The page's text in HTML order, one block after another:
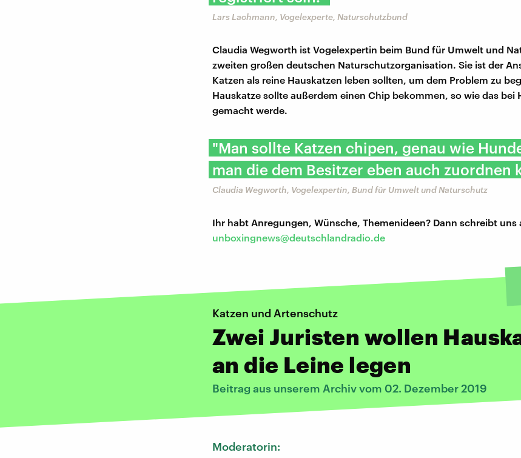
Lars Lachmann, Vogelexperte, Naturschutzbund
Claudia Wegworth ist Vogelexpertin beim Bund für Umwelt und
zweiten großen deutschen Naturschutzorganisation. Sie ist der
Katzen als reine Hauskatzen leben sollten, um dem Problem zu
Hauskatze sollte außerdem einen Chip bekommen, so wie das bei
gemacht werde.
"Man sollte Katzen chipen, genau wie
man die dem Besitzer eben auch zuordnen
Claudia Wegworth, Vogelexpertin, Bund für Umwelt und Naturschutz
Ihr habt Anregungen, Wünsche, Themenideen? Dann schreibt uns
unboxingnews@deutschlandradio.de
Katzen und Artenschutz
Zwei Juristen wollen
an die Leine legen
Beitrag aus unserem Archiv vom 02. Dezember 2019
Moderatorin: